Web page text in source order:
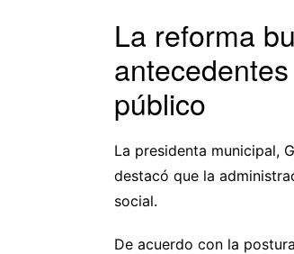
La reforma
público
La presidenta municipal,
destacó que la
social.
De acuerdo con la